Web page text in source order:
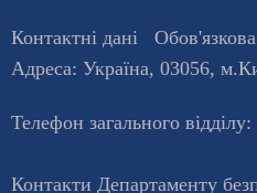
Контактні дані
Адреса: Україна, 03056, м.
Телефон загального відділу:
Контакти Департаменту